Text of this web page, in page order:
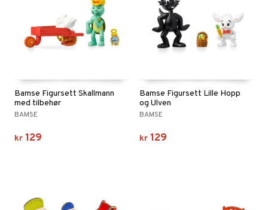
Bamse Figursett Skallmann
med tilbehør
BAMSE
kr 129
Bamse Figursett Lille Hopp
og Ulven
BAMSE
kr 129